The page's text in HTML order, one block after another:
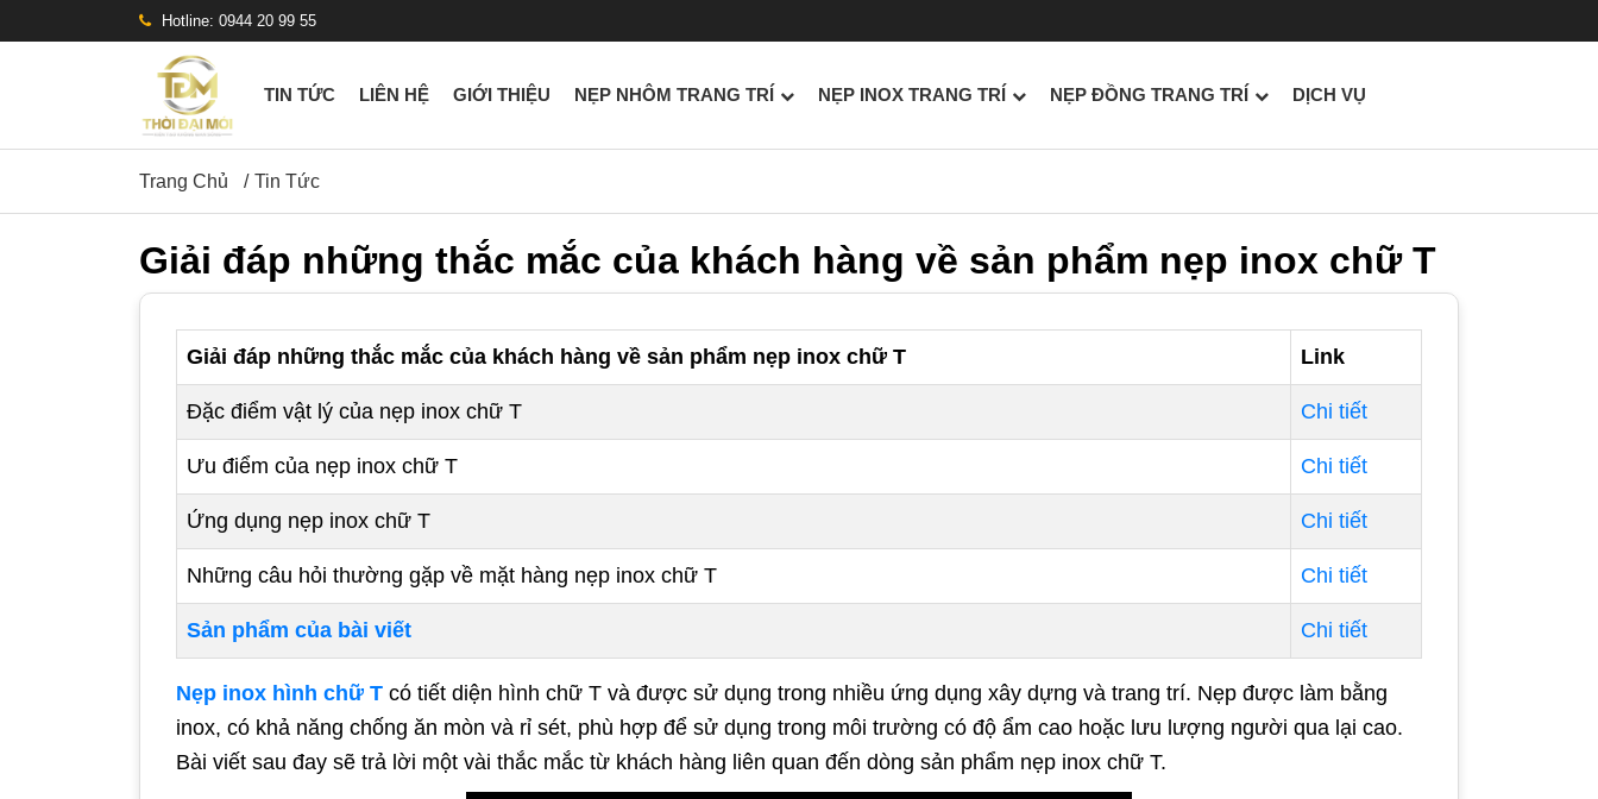
Hotline: 0944 20 99 55
TIN TỨC LIÊN HỆ GIỚI THIỆU NẸP NHÔM TRANG TRÍ NẸP INOX TRANG TRÍ NẸP ĐỒNG TRANG TRÍ DỊCH VỤ
Trang Chủ Tin Tức
Giải đáp những thắc mắc của khách hàng về sản phẩm nẹp inox chữ T
Giải đáp những thắc mắc của khách hàng về sản phẩm nẹp inox chữ T Link
Đặc điểm vật lý của nẹp inox chữ T Chi tiết
Ưu điểm của nẹp inox chữ T Chi tiết
Ứng dụng nẹp inox chữ T Chi tiết
Những câu hỏi thường gặp về mặt hàng nẹp inox chữ T Chi tiết
Sản phẩm của bài viết Chi tiết
Nẹp inox hình chữ T có tiết diện hình chữ T và được sử dụng trong nhiều ứng dụng xây dựng và trang trí. Nẹp được làm bằng
inox, có khả năng chống ăn mòn và rỉ sét, phù hợp để sử dụng trong môi trường có độ ẩm cao hoặc lưu lượng người qua lại cao.
Bài viết sau đay sẽ trả lời một vài thắc mắc từ khách hàng liên quan đến dòng sản phẩm nẹp inox chữ T.